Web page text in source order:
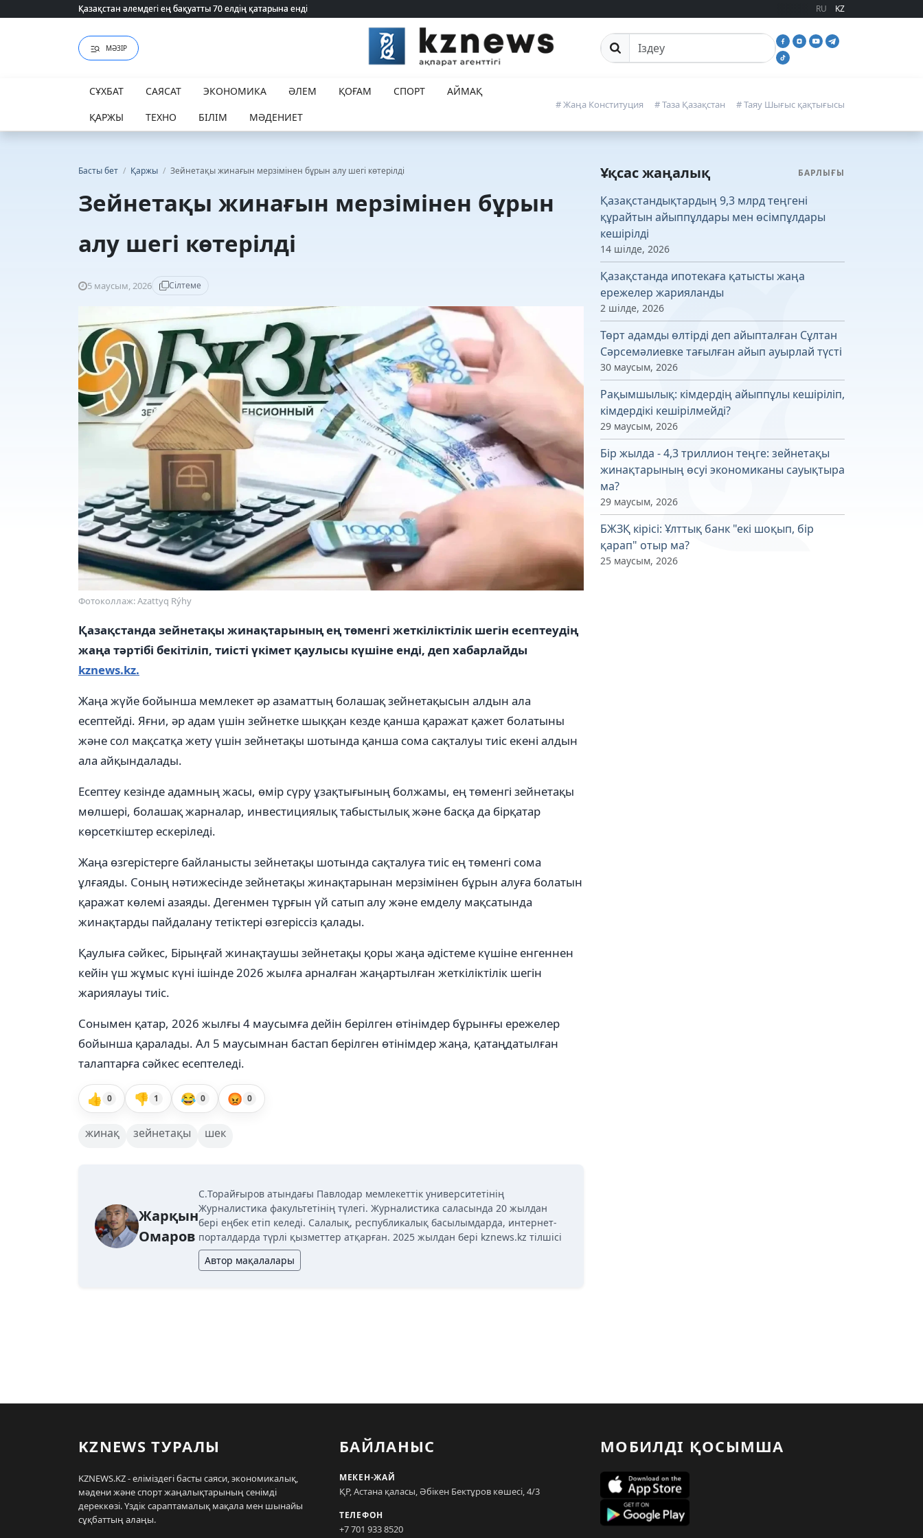
Қазақстан әлемдегі ең бақуатты 70 елдің қатарына енді
Қазақстан әлемдегі ең бақуатты 70 елдің қатарына енді RU KZ
МӘЗІР Сайттан іздеу
СҰХБАТ САЯСАТ ЭКОНОМИКА ӘЛЕМ ҚОҒАМ СПОРТ
АЙМАҚ
ҚАРЖЫ
ТЕХНО БІЛІМ МӘДЕНИЕТ
# Жаңа Конституция # Таза Қазақстан # Таяу Шығыс қақтығысы
Басты бет / Қаржы / Зейнетақы жинағын мерзімінен бұрын алу шегі көтерілді
Зейнетақы жинағын мерзімінен бұрын
алу шегі көтерілді
5 маусым, 2026 Сілтеме
Фотоколлаж: Azattyq Rýhy
Қазақстанда зейнетақы жинақтарының ең төменгі жеткіліктілік шегін есептеудің
жаңа тәртібі бекітіліп, тиісті үкімет қаулысы күшіне енді, деп хабарлайды
kznews.kz.
Жаңа жүйе бойынша мемлекет әр азаматтың болашақ зейнетақысын алдын ала
есептейді. Яғни, әр адам үшін зейнетке шыққан кезде қанша қаражат қажет болатыны
және сол мақсатқа жету үшін зейнетақы шотында қанша сома сақталуы тиіс екені алдын
ала айқындалады.
Есептеу кезінде адамның жасы, өмір сүру ұзақтығының болжамы, ең төменгі зейнетақы
мөлшері, болашақ жарналар, инвестициялық табыстылық және басқа да бірқатар
көрсеткіштер ескеріледі.
Жаңа өзгерістерге байланысты зейнетақы шотында сақталуға тиіс ең төменгі сома
ұлғаяды. Соның нәтижесінде зейнетақы жинақтарынан мерзімінен бұрын алуға болатын
қаражат көлемі азаяды. Дегенмен тұрғын үй сатып алу және емделу мақсатында
жинақтарды пайдалану тетіктері өзгеріссіз қалады.
Қаулыға сәйкес, Бірыңғай жинақтаушы зейнетақы қоры жаңа әдістеме күшіне енгеннен
кейін үш жұмыс күні ішінде 2026 жылға арналған жаңартылған жеткіліктілік шегін
жариялауы тиіс.
Сонымен қатар, 2026 жылғы 4 маусымға дейін берілген өтінімдер бұрынғы ережелер
бойынша қаралады. Ал 5 маусымнан бастап берілген өтінімдер жаңа, қатаңдатылған
талаптарға сәйкес есептеледі.
👍 0 👎 1 😂 0 😡 0
жинақ зейнетақы шек
Жарқын
Омаров
C.Торайғыров атындағы Павлодар мемлекеттік университетінің
Журналистика факультетінің түлегі. Журналистика саласында 20 жылдан
бері еңбек етіп келеді. Салалық, республикалық басылымдарда, интернет-
порталдарда түрлі қызметтер атқарған. 2025 жылдан бері kznews.kz тілшісі
Автор мақалалары
Ұқсас жаңалық БАРЛЫҒЫ
Қазақстандықтардың 9,3 млрд теңгені
құрайтын айыппұлдары мен өсімпұлдары
кешірілді
14 шілде, 2026
Қазақстанда ипотекаға қатысты жаңа
ережелер жарияланды
2 шілде, 2026
Төрт адамды өлтірді деп айыпталған Сұлтан
Сәрсемәлиевке тағылған айып ауырлай түсті
30 маусым, 2026
Рақымшылық: кімдердің айыппұлы кешіріліп,
кімдердікі кешірілмейді?
29 маусым, 2026
Бір жылда - 4,3 триллион теңге: зейнетақы
жинақтарының өсуі экономиканы сауықтыра
ма?
29 маусым, 2026
БЖЗҚ кірісі: Ұлттық банк "екі шоқып, бір
қарап" отыр ма?
25 маусым, 2026
KZNEWS ТУРАЛЫ
KZNEWS.KZ - еліміздегі басты саяси, экономикалық,
мәдени және спорт жаңалықтарының сенімді
дереккөзі. Үздік сараптамалық мақала мен шынайы
сұқбаттың алаңы.
БАЙЛАНЫС
МЕКЕН-ЖАЙ
ҚР, Астана қаласы, Әбікен Бектұров көшесі, 4/3
ТЕЛЕФОН
+7 701 933 8520
МОБИЛДІ ҚОСЫМША